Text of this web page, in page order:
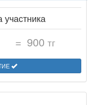
участника
= 900 тг